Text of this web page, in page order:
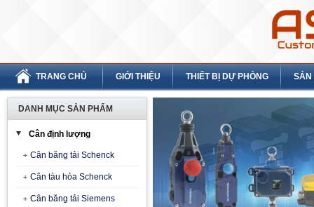
TRANG CHỦ GIỚI THIỆU THIẾT BỊ DỰ PHÒNG SẢN
DANH MỤC SẢN PHẨM
Cân định lượng
Cân băng tải Schenck
Cân tàu hỏa Schenck
Cân băng tải Siemens